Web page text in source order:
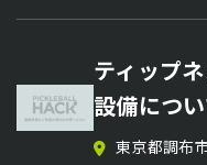
ティップ
設備につ
東京都調布
ピックル
個別レッス
東京都
MiLP
12 OPEN
ピックル
Pickle
沖縄県那覇市